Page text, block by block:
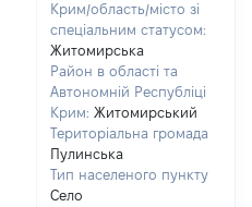
Крим/область/місто зі
спеціальним статусом:
Житомирська
Район в області та
Автономній Республіці
Крим: Житомирський
Територіальна громада:
Пулинська
Тип населеного пункту:
Село